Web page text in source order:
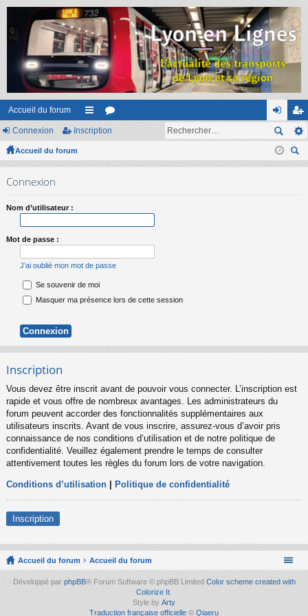
Accueil du forum
ac
s
or on
ne
ns
cri
Connexion Inscription
Accueil du forum
ec
Connexion
Nom d’utilisateur :
Mot de passe :
J’ai oublié mon mot de passe
Se souvenir de moi
Masquer ma présence lors de cette session
Inscription
Vous devez être inscrit avant de pouvoir vous connecter. L’inscription est
rapide et vous offre de nombreux avantages. Les administrateurs du
forum peuvent accorder des fonctionnalités supplémentaires aux
utilisateurs inscrits. Avant de vous inscrire, assurez-vous d’avoir pris
connaissance de nos conditions d’utilisation et de notre politique de
confidentialité. Veuillez également prendre le temps de consulter
attentivement toutes les règles du forum lors de votre navigation.
Conditions d’utilisation Politique de confidentialité
Inscription
Accueil du forum Accueil du forum
Développé par phpBB® Forum Software © phpBB Limited Color scheme created with
Colorize It.
Style by Arty
Traduction française officielle © Qiaeru